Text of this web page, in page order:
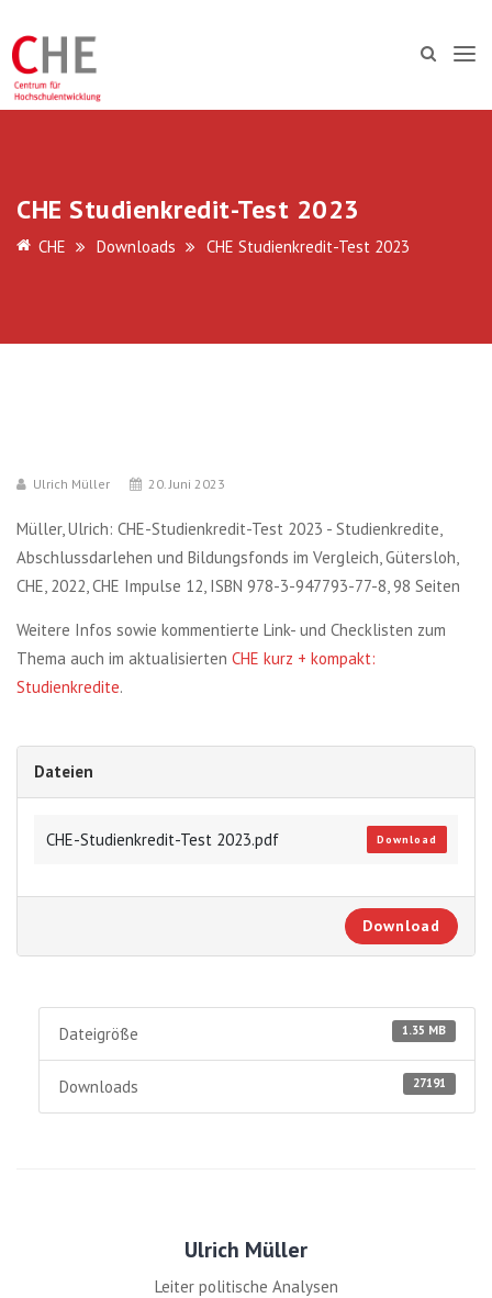
CHE Studienkredit-Test 2023
CHE Downloads CHE Studienkredit-Test 2023
Ulrich Müller 20. Juni 2023
Müller, Ulrich: CHE-Studienkredit-Test 2023 - Studienkredite,
Abschlussdarlehen und Bildungsfonds im Vergleich, Gütersloh,
CHE, 2022, CHE Impulse 12, ISBN 978-3-947793-77-8, 98 Seiten
Weitere Infos sowie kommentierte Link- und Checklisten zum
Thema auch im aktualisierten CHE kurz + kompakt:
Studienkredite.
Dateien
CHE-Studienkredit-Test 2023.pdf Download
Download
1.35 MB
Dateigröße
27191
Downloads
Ulrich Müller
Leiter politische Analysen